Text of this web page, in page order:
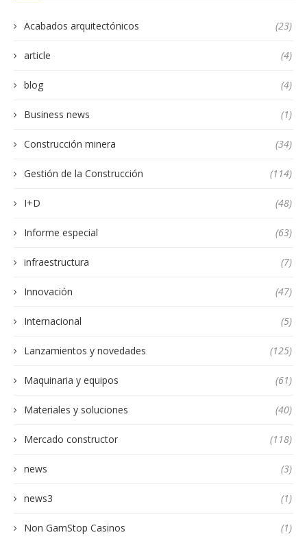
Acabados arquitectónicos (23)
article (4)
blog (4)
Business news (1)
Construcción minera (34)
Gestión de la Construcción (114)
I+D (48)
Informe especial (63)
infraestructura (7)
Innovación (47)
Internacional (5)
Lanzamientos y novedades (125)
Maquinaria y equipos (61)
Materiales y soluciones (40)
Mercado constructor (118)
news (3)
news3 (1)
Non GamStop Casinos (1)